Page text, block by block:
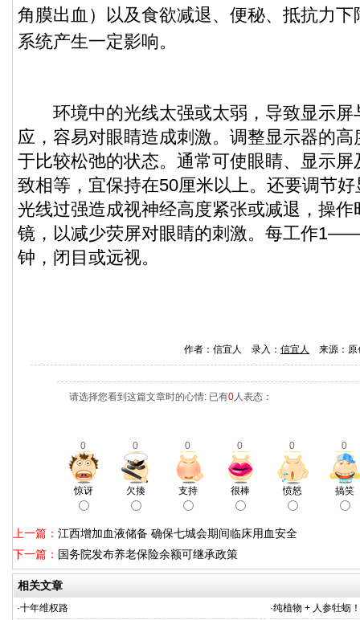
角膜出血）以及食欲减退、便秘、抵抗力
系统产生一定影响。
环境中的光线太强或太弱，导致显示屏
应，容易对眼睛造成刺激。调整显示器的
于比较松弛的状态。通常可使眼睛、显示
致相等，宜保持在50厘米以上。还要调节
光线过强造成视神经高度紧张或减退，操
镜，以减少荧屏对眼睛的刺激。每工作
钟，闭目或远视。
作者：信宜人 录入： 信宜人 来源：
请选择您看到这篇文章时的心情: 已有0人表态：
0 0 0 0 0 0
惊讶 欠揍 支持 很棒 愤怒 搞笑
上一篇： 江西增加血液储备 确保七城会期间临床用血安全
下一篇： 国务院发布养老保险余额可继承政策
相关文章
·十年维权路 ·纯植物 + 人参牡蛎